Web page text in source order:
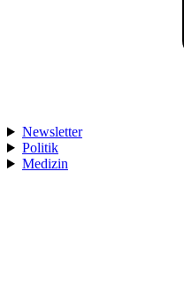
Newsletter
Politik
Medizin